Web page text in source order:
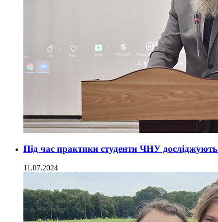
Під час практики студенти ЧНУ
11.07.2024